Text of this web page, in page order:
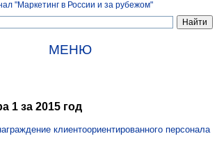
МЕНЮ
1 за 2015 год
клиентоориентированного персонала